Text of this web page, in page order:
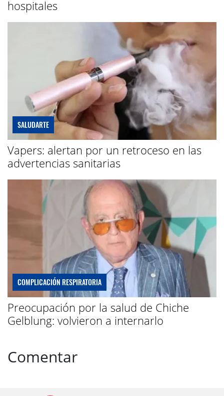
hospitales
SALUDARTE
Vapers: alertan por un retroceso en las
advertencias sanitarias
COMPLICACIÓN RESPIRATORIA
Preocupación por la salud de Chiche
Gelblung: volvieron a internarlo
Comentar